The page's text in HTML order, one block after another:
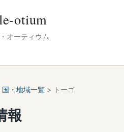
otium
オーティウム
国・地域一覧 > トーゴ
報